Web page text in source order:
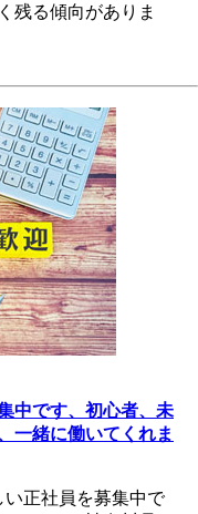
残る傾向がありま
中です、初心者、未
一緒に働いてくれま
正社員を募集中で